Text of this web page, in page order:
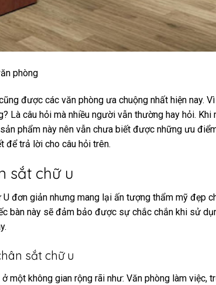
phòng
được các văn phòng ưa chuộng nhất hiện nay.
Là câu hỏi mà nhiều người vẫn thường hay hỏi. Khi
phẩm này nên vẫn chưa biết được những ưu
để trả lời cho câu hỏi trên.
sắt chữ u
đơn giản nhưng mang lại ấn tượng thẩm mỹ đẹp
bàn này sẽ đảm bảo được sự chắc chắn khi sử
sắt chữ u
một không gian rộng rãi như: Văn phòng làm việc,